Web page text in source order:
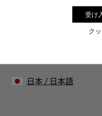
ク
受け
など、会員限定特典をお楽
日本 / 日本語